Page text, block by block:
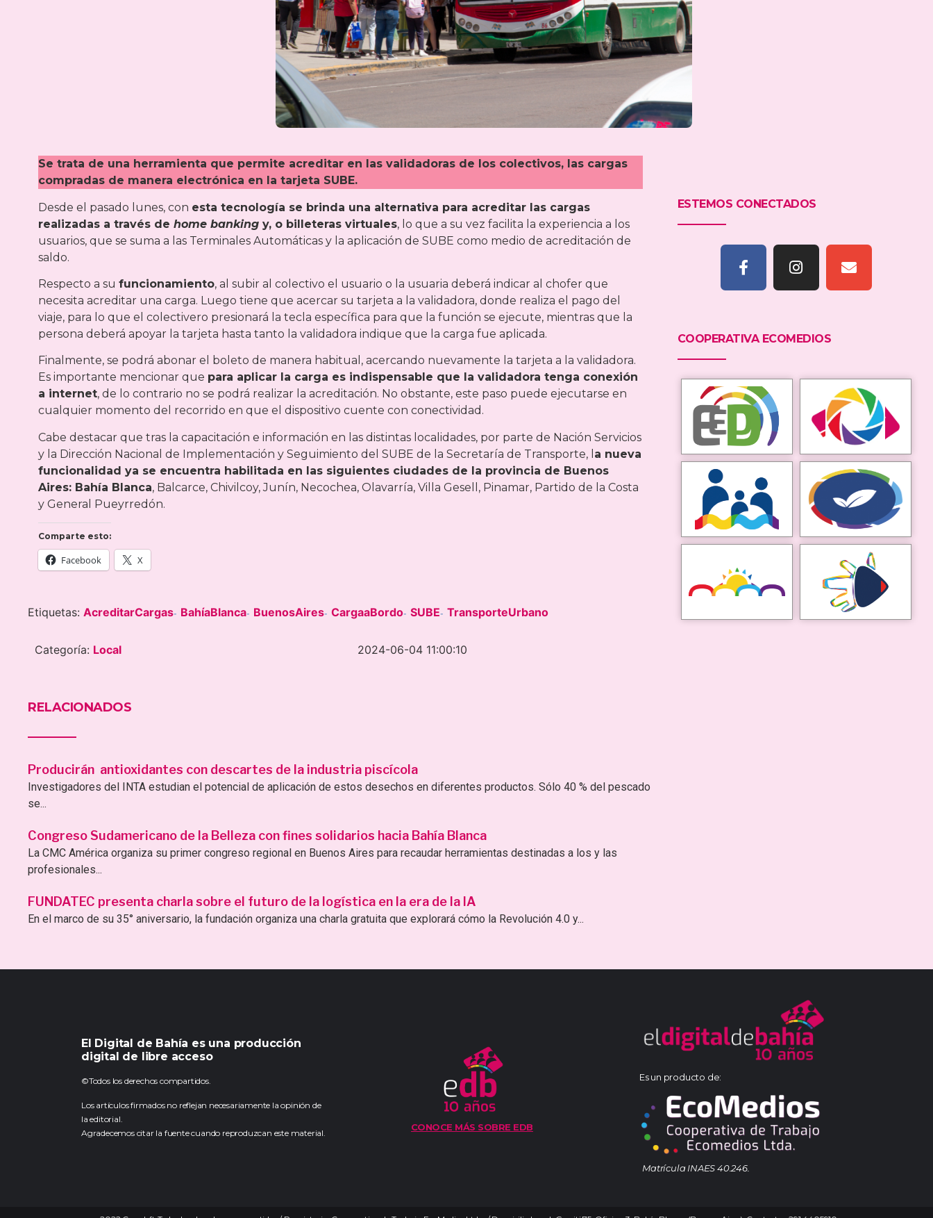
Se trata de una herramienta que permite acreditar en las validadoras de los colectivos, las cargas
compradas de manera electrónica en la tarjeta SUBE.
Desde el pasado lunes, con esta tecnología se brinda una alternativa para acreditar las cargas
realizadas a través de home banking y, o billeteras virtuales, lo que a su vez facilita la experiencia a los
usuarios, que se suma a las Terminales Automáticas y la aplicación de SUBE como medio de acreditación de
saldo.
Respecto a su funcionamiento, al subir al colectivo el usuario o la usuaria deberá indicar al chofer que
necesita acreditar una carga. Luego tiene que acercar su tarjeta a la validadora, donde realiza el pago del
viaje, para lo que el colectivero presionará la tecla específica para que la función se ejecute, mientras que la
persona deberá apoyar la tarjeta hasta tanto la validadora indique que la carga fue aplicada.
Finalmente, se podrá abonar el boleto de manera habitual, acercando nuevamente la tarjeta a la validadora.
Es importante mencionar que para aplicar la carga es indispensable que la validadora tenga conexión
a internet, de lo contrario no se podrá realizar la acreditación. No obstante, este paso puede ejecutarse en
cualquier momento del recorrido en que el dispositivo cuente con conectividad.
Cabe destacar que tras la capacitación e información en las distintas localidades, por parte de Nación Servicios
y la Dirección Nacional de Implementación y Seguimiento del SUBE de la Secretaría de Transporte, l a nueva
funcionalidad ya se encuentra habilitada en las siguientes ciudades de la provincia de Buenos
Aires: Bahía Blanca, Balcarce, Chivilcoy, Junín, Necochea, Olavarría, Villa Gesell, Pinamar, Partido de la Costa
y General Pueyrredón.
Comparte esto:
Facebook X
Etiquetas: AcreditarCargas- BahíaBlanca- BuenosAires- CargaaBordo- SUBE- TransporteUrbano
Categoría: Local 2024-06-04 11:00:10
RELACIONADOS
Producirán antioxidantes con descartes de la industria piscícola
Investigadores del INTA estudian el potencial de aplicación de estos desechos en diferentes productos. Sólo 40 % del pescado
se...
Congreso Sudamericano de la Belleza con fines solidarios hacia Bahía Blanca
La CMC América organiza su primer congreso regional en Buenos Aires para recaudar herramientas destinadas a los y las
profesionales...
FUNDATEC presenta charla sobre el futuro de la logística en la era de la IA
En el marco de su 35° aniversario, la fundación organiza una charla gratuita que explorará cómo la Revolución 4.0 y...
ESTEMOS CONECTADOS
COOPERATIVA ECOMEDIOS
El Digital de Bahía es una producción
digital de libre acceso
©Todos los derechos compartidos.
Los artículos firmados no reflejan necesariamente la opinión de
la editorial.
Agradecemos citar la fuente cuando reproduzcan este material.
CONOCE MÁS SOBRE EDB
Es un producto de:
Matrícula INAES 40.246.